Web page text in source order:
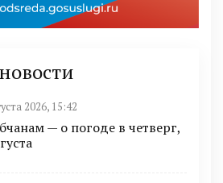
2026, 15:42
— о погоде в четверг,